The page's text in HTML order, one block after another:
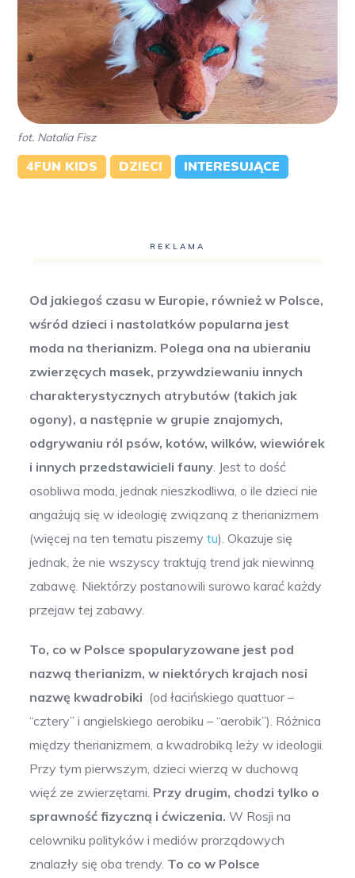
fot. Natalia Fisz
4FUN KIDS DZIECI INTERESUJĄCE
REKLAMA
Od jakiegoś czasu w Europie, również w Polsce,
wśród dzieci i nastolatków popularna jest
moda na therianizm. Polega ona na ubieraniu
zwierzęcych masek, przywdziewaniu innych
charakterystycznych atrybutów (takich jak
ogony), a następnie w grupie znajomych,
odgrywaniu ról psów, kotów, wilków, wiewiórek
i innych przedstawicieli fauny . Jest to dość
osobliwa moda, jednak nieszkodliwa, o ile dzieci nie
angażują się w ideologię związaną z therianizmem
(więcej na ten tematu piszemytu). Okazuje się
jednak, że nie wszyscy traktują trend jak niewinną
zabawę. Niektórzy postanowili surowo karać każdy
przejaw tej zabawy.
To, co w Polsce spopularyzowane jest pod
nazwą therianizm, w niektórych krajach nosi
nazwę kwadrobiki (od łacińskiego quattuor –
“cztery” i angielskiego aerobiku – “aerobik”). Różnica
między therianizmem, a kwadrobiką leży w ideologii.
Przy tym pierwszym, dzieci wierzą w duchową
więź ze zwierzętami. Przy drugim, chodzi tylko o
sprawność fizyczną i ćwiczenia. W Rosji na
celowniku polityków i mediów prorządowych
znalazły się oba trendy. To co w Polsce